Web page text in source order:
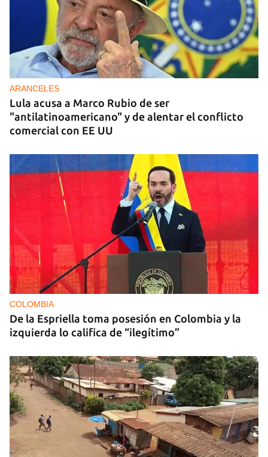
ARANCELES
Lula acusa a Marco Rubio de ser
"antilatinoamericano" y de alentar el conflicto
comercial con EE UU
COLOMBIA
De la Espriella toma posesión en Colombia y la
izquierda lo califica de “ilegítimo”